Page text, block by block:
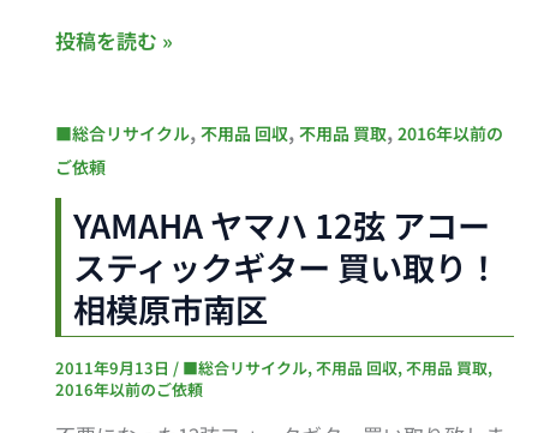
ー
い
取
り！
都
日
野
投稿を読む »
■総合リサイクル, 不用品 回収, 不用品 買取, 2016年以前の
ご依頼
YAMAHA ヤマハ 12弦 アコー
スティックギター 買い取り！
相模原市南区
2011年9月13日 / ■総合リサイクル, 不用品 回収, 不用品 買取,
2016年以前のご依頼
YAMAHA
ヤ
マ
ア
コ
ー